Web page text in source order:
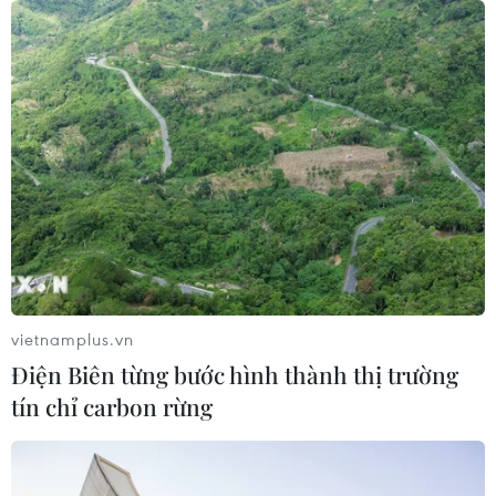
Bản
31/07/2026 04:02
50 năm quan hệ Việt-Đức: Khi ngoại
giao nhân dân bắt đầu từ tiếng mẹ đẻ
30/07/2026 23:00
Trăn trở người giữ lửa tiếng Việt trên
quê hương thứ hai
30/07/2026 12:00
Nơi tiếng mẹ đẻ được hồi sinh giữa
lòng nước Đức
vietnamplus.vn
Điện Biên từng bước hình thành thị trường
tín chỉ carbon rừng